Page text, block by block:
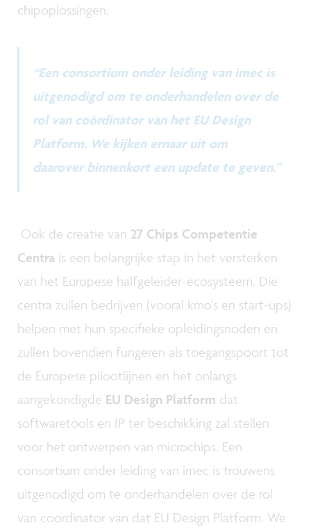
chipoplossingen.
“Een consortium onder leiding van imec is
uitgenodigd om te onderhandelen over de
rol van coördinator van het EU Design
Platform. We kijken ernaar uit om
daarover binnenkort een update te geven.”
Ook de creatie van 27 Chips Competentie
Centra is een belangrijke stap in het versterken
van het Europese halfgeleider-ecosysteem. Die
centra zullen bedrijven (vooral kmo's en start-ups)
helpen met hun specifieke opleidingsnoden en
zullen bovendien fungeren als toegangspoort tot
de Europese pilootlijnen en het onlangs
aangekondigde EU Design Platform dat
softwaretools en IP ter beschikking zal stellen
voor het ontwerpen van microchips. Een
consortium onder leiding van imec is trouwens
uitgenodigd om te onderhandelen over de rol
van coördinator van dat EU Design Platform. We